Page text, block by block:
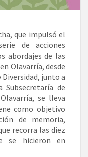
que impulsó el
de acciones
abordajes de las
Olavarría, desde
Diversidad, junto a
de
se lleva
como objetivo
de memoria,
recorra las diez
se hicieron en